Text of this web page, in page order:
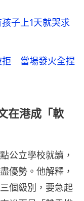
子上1天就哭求
拒 當場發火全捏
在港成「軟
公立學校就讀，
優勢。他解釋，
個級別，要急起